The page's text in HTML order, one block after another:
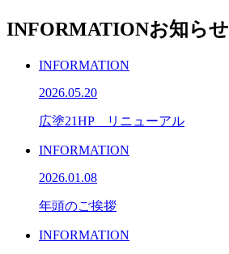
INFORMATIONお知らせ
INFORMATION
2026.05.20
広塗21HP リニューアル
INFORMATION
2026.01.08
年頭のご挨拶
INFORMATION